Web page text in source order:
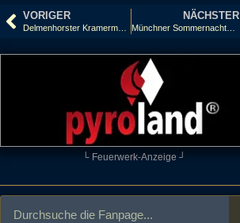
VORIGER
Delmenhorster Kramermarkt – Delmenhorst
NÄCHSTER
Münchner Sommernachtstraum – München
└ Feuerwerk-Anzeige ┘